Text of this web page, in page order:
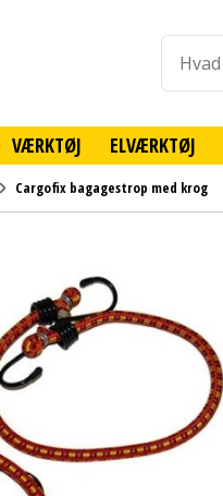
VÆRKTØJ ELVÆRKTØJ
Cargofix bagagestrop med krog